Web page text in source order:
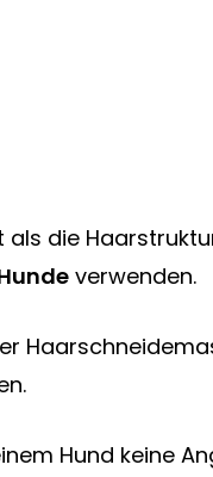
als die
verwenden.
Hund keine